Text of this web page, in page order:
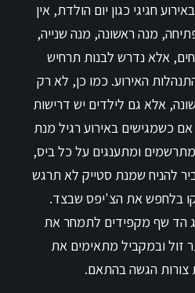
חגיגי כגון יום הולדת, אין
מנה ראשונה, מנה שנייה,
אלא נדרש לבנות תרחיש
האירוע. כמו כן, לא רק
אלא גם לילדים יש דרישות
אם כשמגישים באירוע רגיל מנת
מתרשמים ומתענגים על כל ביס,
להניח שמנת סטייק לא תרגש
בלחפש את הצ'יפס שבצד.
הד שף מקפידים לתמחר את
זול ובמקביל מתאימים את
צורות הגשה בהתאם.